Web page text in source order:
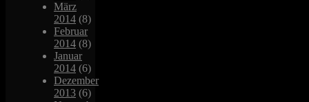
März
2014 (8)
Februar
2014 (8)
Januar
2014 (6)
Dezember
2013 (6)